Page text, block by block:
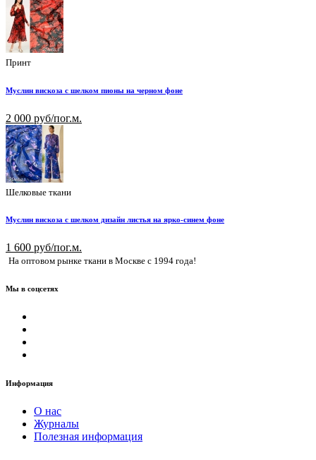
Принт
Муслин вискоза с шелком пионы на черном фоне
2 000 руб/пог.м.
Шелковые ткани
Муслин вискоза с шелком дизайн листья на ярко-синем фоне
1 600 руб/пог.м.
На оптовом рынке ткани в Москве с 1994 года!
Мы в соцсетях
Информация
О нас
Журналы
Полезная информация